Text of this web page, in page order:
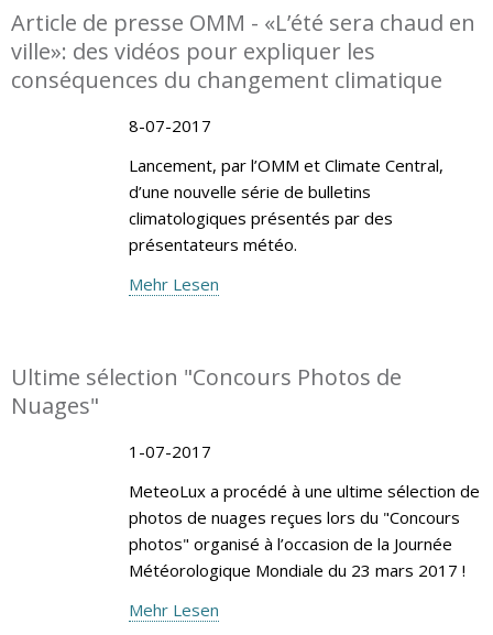
Article de presse OMM - «L’été sera chaud en
ville»: des vidéos pour expliquer les
conséquences du changement climatique
8-07-2017
Lancement, par l’OMM et Climate Central,
d’une nouvelle série de bulletins
climatologiques présentés par des
présentateurs météo.
Mehr Lesen
Ultime sélection "Concours Photos de
Nuages"
1-07-2017
MeteoLux a procédé à une ultime sélection de
photos de nuages reçues lors du "Concours
photos" organisé à l’occasion de la Journée
Météorologique Mondiale du 23 mars 2017 !
Mehr Lesen